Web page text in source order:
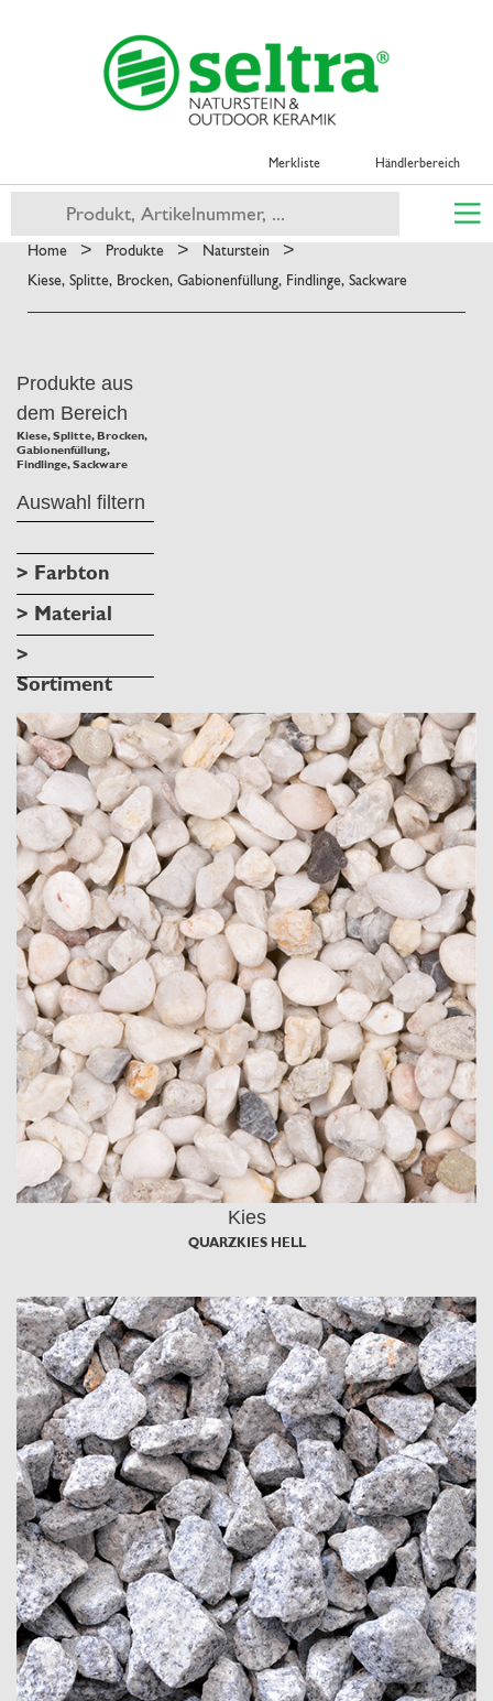
Merkliste Händlerbereich
Home > Produkte > Naturstein >
Kiese, Splitte, Brocken, Gabionenfüllung, Findlinge, Sackware
Produkte aus
dem Bereich
Kiese, Splitte, Brocken,
Gabionenfüllung,
Findlinge, Sackware
Auswahl filtern
> Farbton
> Material
>
Sortiment
Kies
QUARZKIES HELL